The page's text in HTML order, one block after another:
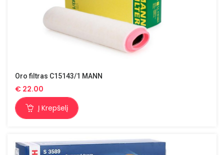
Oro filtras C15143/1 MANN
€ 22.00
Į Krepšelį